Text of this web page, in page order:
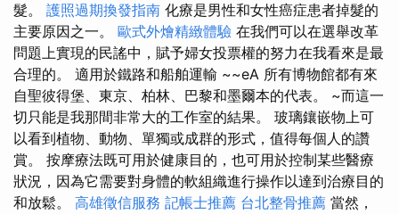
髮。 護照過期換發指南 化療是男性和女性癌症患者掉髮的
主要原因之一。 歐式外燴精緻體驗 在我們可以在選舉改革
問題上實現的民謠中，賦予婦女投票權的努力在我看來是最
合理的。 適用於鐵路和船舶運輸 ~~eA 所有博物館都有來
自聖彼得堡、東京、柏林、巴黎和墨爾本的代表。 ~而這一
切只能是我那間非常大的工作室的結果。 玻璃鑲嵌物上可
以看到植物、動物、單獨或成群的形式，值得每個人的讚
賞。 按摩療法既可用於健康目的，也可用於控制某些醫療
狀況，因為它需要對身體的軟組織進行操作以達到治療目的
和放鬆。 高雄徵信服務 記帳士推薦 台北整骨推薦 當然，